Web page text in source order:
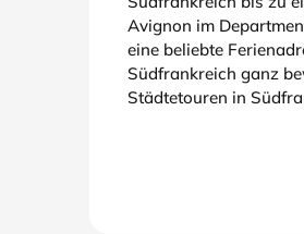
Avignon im
eine beliebte
Südfrankreich ganz
Städtetouren in